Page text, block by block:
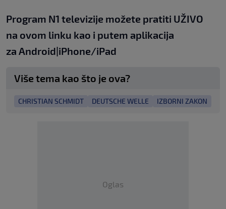
Program N1 televizije možete pratiti UŽIVO
na ovom linku kao i putem aplikacija
za Android|iPhone/iPad
Više tema kao što je ova?
CHRISTIAN SCHMIDT DEUTSCHE WELLE IZBORNI ZAKON
Oglas